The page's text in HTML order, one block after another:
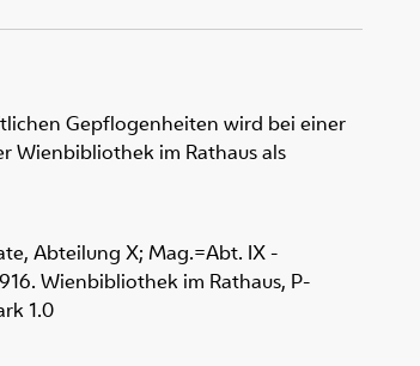
Gepflogenheiten wird bei einer
Wienbibliothek im Rathaus als
Abteilung X; Mag.=Abt. IX -
Wienbibliothek im Rathaus, P-
1.0